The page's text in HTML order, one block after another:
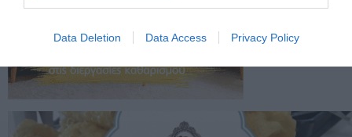
Data Deletion Data Access Privacy Policy